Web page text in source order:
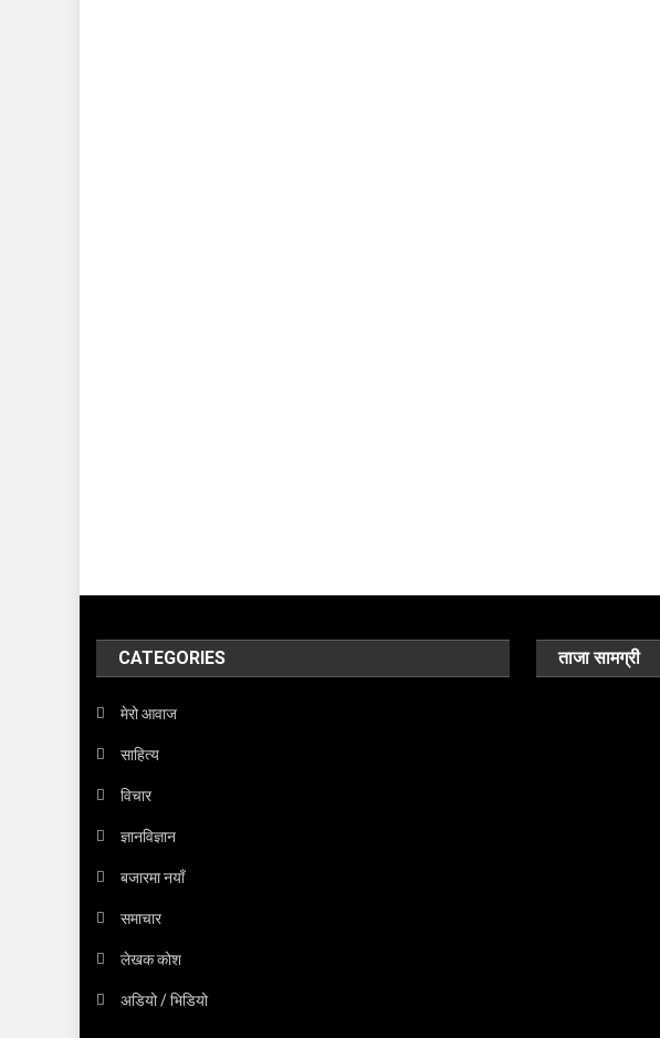
CATEGORIES
मेरो आवाज
साहित्य
विचार
ज्ञानविज्ञान
बजारमा नयाँ
समाचार
लेखक कोश
अडियो / भिडियो
ताजा सामग्री